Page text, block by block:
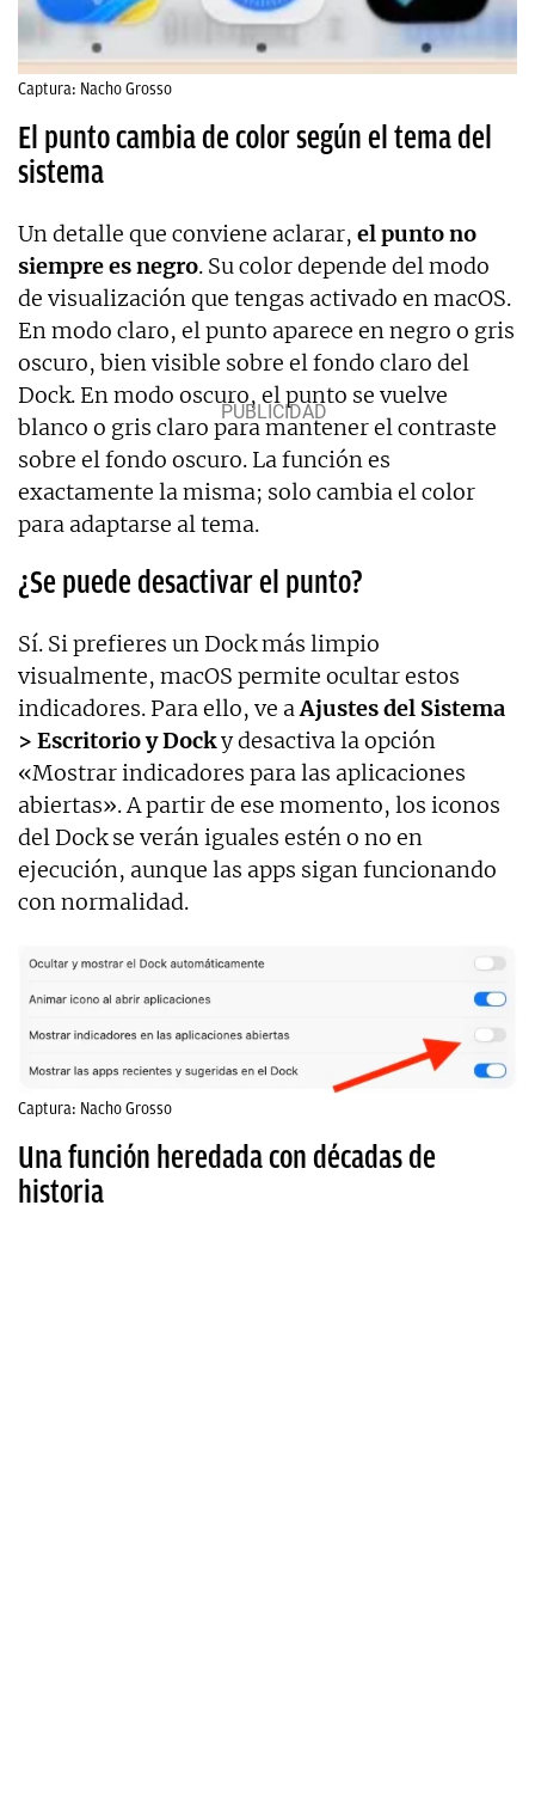
Captura: Nacho Grosso
El punto cambia de color según el tema del
sistema
Un detalle que conviene aclarar, el punto no
siempre es negro. Su color depende del modo
de visualización que tengas activado en macOS.
En modo claro, el punto aparece en negro o gris
oscuro, bien visible sobre el fondo claro del
Dock. En modo oscuro, el punto se vuelve
blanco o gris claro para mantener el contraste
sobre el fondo oscuro. La función es
exactamente la misma; solo cambia el color
para adaptarse al tema.
¿Se puede desactivar el punto?
Sí. Si prefieres un Dock más limpio
visualmente, macOS permite ocultar estos
indicadores. Para ello, ve aAjustes del Sistema
> Escritorio y Docky desactiva la opción
«Mostrar indicadores para las aplicaciones
abiertas». A partir de ese momento, los iconos
del Dock se verán iguales estén o no en
ejecución, aunque las apps sigan funcionando
con normalidad.
Captura: Nacho Grosso
Una función heredada con décadas de
historia